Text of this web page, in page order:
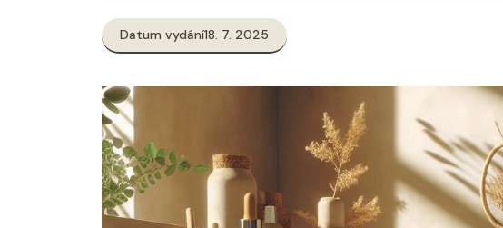
Datum vydání18. 7. 2025